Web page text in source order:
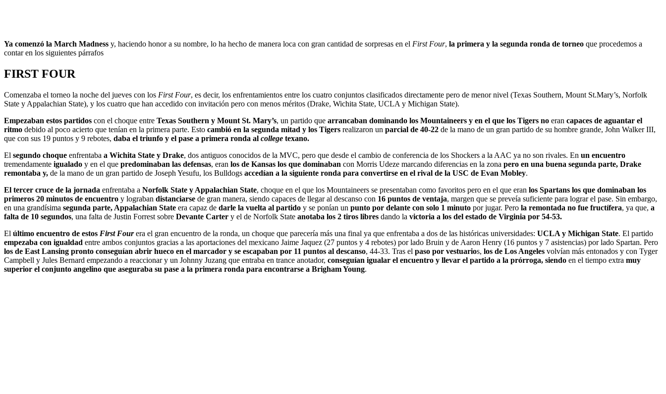
Ya comenzó la March Madness y, haciendo honor a su nombre, lo ha hecho de manera loca con gran cantidad de sorpresas en el First Four, la primera y la segunda ronda de torneo que procedemos a
contar en los siguientes párrafos
FIRST FOUR
Comenzaba el torneo la noche del jueves con los First Four, es decir, los enfrentamientos entre los cuatro conjuntos clasificados directamente pero de menor nivel (Texas Southern, Mount St.Mary’s, Norfolk
State y Appalachian State), y los cuatro que han accedido con invitación pero con menos méritos (Drake, Wichita State, UCLA y Michigan State).
Empezaban estos partidos con el choque entre Texas Southern y Mount St. Mary’s, un partido que arrancaban dominando los Mountaineers y en el que los Tigers no eran capaces de aguantar el
ritmo debido al poco acierto que tenían en la primera parte. Esto cambió en la segunda mitad y los Tigers realizaron un parcial de 40-22 de la mano de un gran partido de su hombre grande, John Walker III,
que con sus 19 puntos y 9 rebotes, daba el triunfo y el pase a primera ronda al college texano.
El segundo choque enfrentaba a Wichita State y Drake, dos antiguos conocidos de la MVC, pero que desde el cambio de conferencia de los Shockers a la AAC ya no son rivales. En un encuentro
tremendamente igualado y en el que predominaban las defensas, eran los de Kansas los que dominaban con Morris Udeze marcando diferencias en la zona pero en una buena segunda parte, Drake
remontaba y, de la mano de un gran partido de Joseph Yesufu, los Bulldogs accedían a la siguiente ronda para convertirse en el rival de la USC de Evan Mobley.
El tercer cruce de la jornada enfrentaba a Norfolk State y Appalachian State, choque en el que los Mountaineers se presentaban como favoritos pero en el que eran los Spartans los que dominaban los
primeros 20 minutos de encuentro y lograban distanciarse de gran manera, siendo capaces de llegar al descanso con 16 puntos de ventaja, margen que se preveía suficiente para lograr el pase. Sin embargo,
en una grandísima segunda parte, Appalachian State era capaz de darle la vuelta al partido y se ponían un punto por delante con solo 1 minuto por jugar. Pero la remontada no fue fructífera, ya que, a
falta de 10 segundos, una falta de Justin Forrest sobre Devante Carter y el de Norfolk State anotaba los 2 tiros libres dando la victoria a los del estado de Virginia por 54-53.
El último encuentro de estos First Four era el gran encuentro de la ronda, un choque que parecería más una final ya que enfrentaba a dos de las históricas universidades: UCLA y Michigan State. El partido
empezaba con igualdad entre ambos conjuntos gracias a las aportaciones del mexicano Jaime Jaquez (27 puntos y 4 rebotes) por lado Bruin y de Aaron Henry (16 puntos y 7 asistencias) por lado Spartan. Pero
los de East Lansing pronto conseguían abrir hueco en el marcador y se escapaban por 11 puntos al descanso, 44-33. Tras el paso por vestuarios, los de Los Angeles volvían más entonados y con Tyger
Campbell y Jules Bernard empezando a reaccionar y un Johnny Juzang que entraba en trance anotador, conseguían igualar el encuentro y llevar el partido a la prórroga, siendo en el tiempo extra muy
superior el conjunto angelino que aseguraba su pase a la primera ronda para encontrarse a Brigham Young.